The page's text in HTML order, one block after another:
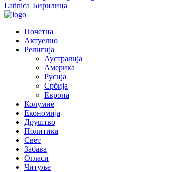
Latinica Ћирилица
Почетна
Актуелно
Религија
Аустралија
Америка
Русија
Србија
Европа
Колумне
Економија
Друштво
Политика
Свет
Забава
Огласи
Читуље